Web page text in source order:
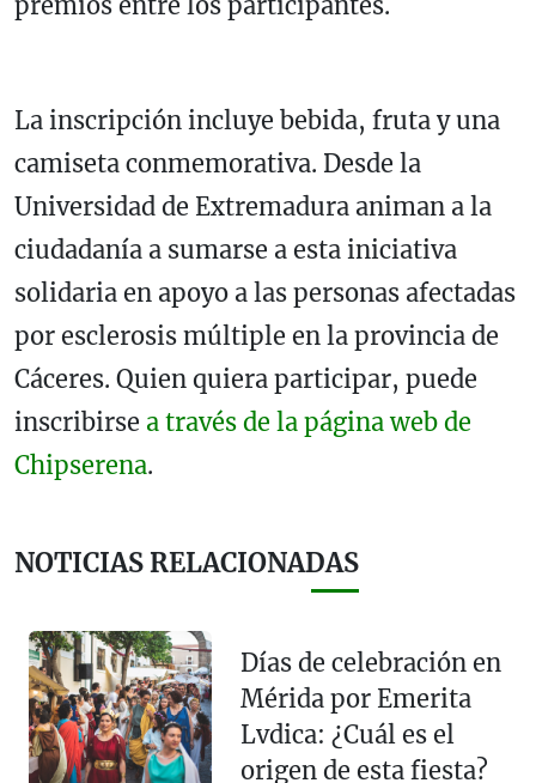
La inscripción incluye bebida, fruta y una
camiseta conmemorativa. Desde la
Universidad de Extremadura animan a la
ciudadanía a sumarse a esta iniciativa
solidaria en apoyo a las personas afectadas
por esclerosis múltiple en la provincia de
Cáceres. Quien quiera participar, puede
inscribirse a través de la página web de
Chipserena.
NOTICIAS RELACIONADAS
Días de celebración en
Mérida por Emerita
Lvdica: ¿Cuál es el
origen de esta fiesta?